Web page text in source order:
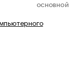
ОСНОВНОЙ